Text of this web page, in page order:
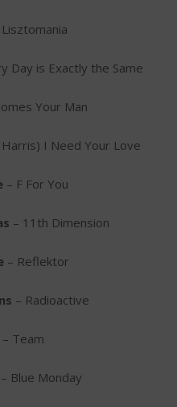
Lisztomania
Day is Exactly the Same
Your Man
Harris) I Need Your Love
– F For You
– 11th Dimension
– Reflektor
– Radioactive
– Team
– Blue Monday